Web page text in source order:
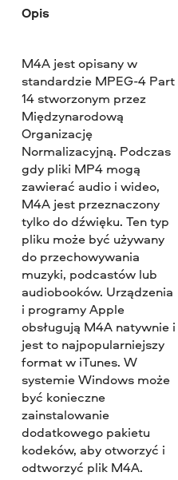
Opis
M4A jest opisany w
standardzie MPEG-4 Part
14 stworzonym przez
Międzynarodową
Organizację
Normalizacyjną. Podczas
gdy pliki MP4 mogą
zawierać audio i wideo,
M4A jest przeznaczony
tylko do dźwięku. Ten typ
pliku może być używany
do przechowywania
muzyki, podcastów lub
audiobooków. Urządzenia
i programy Apple
obsługują M4A natywnie i
jest to najpopularniejszy
format w iTunes. W
systemie Windows może
być konieczne
zainstalowanie
dodatkowego pakietu
kodeków, aby otworzyć i
odtworzyć plik M4A.